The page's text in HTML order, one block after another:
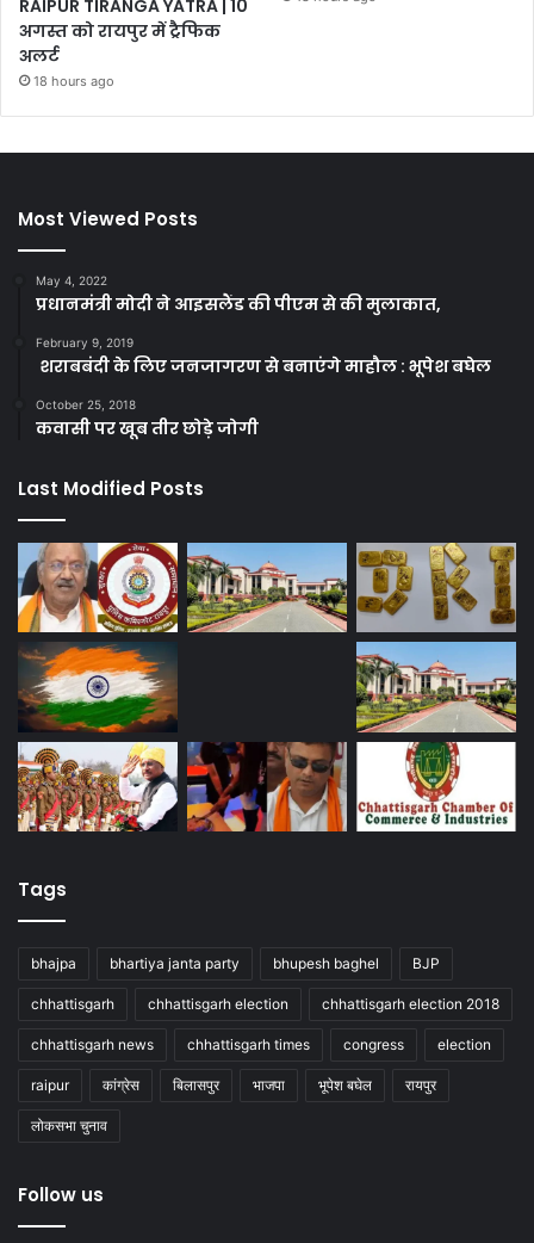
RAIPUR TIRANGA YATRA | 10
अगस्त को रायपुर में ट्रैफिक
अलर्ट
18 hours ago
Most Viewed Posts
May 4, 2022
प्रधानमंत्री मोदी ने आइसलैंड की पीएम से की मुलाकात,
February 9, 2019
शराबबंदी के लिए जनजागरण से बनाएंगे माहौल : भूपेश बघेल
October 25, 2018
कवासी पर खूब तीर छोड़े जोगी
Last Modified Posts
Tags
bhajpa bhartiya janta party bhupesh baghel BJP
chhattisgarh chhattisgarh election chhattisgarh election 2018
chhattisgarh news chhattisgarh times congress election
raipur कांग्रेस बिलासपुर भाजपा भूपेश बघेल रायपुर
लोकसभा चुनाव
Follow us